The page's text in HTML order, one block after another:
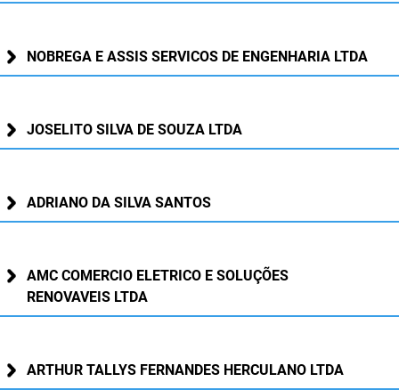
UEPB
NOBREGA E ASSIS SERVICOS DE ENGENHARIA LTDA
JOSELITO SILVA DE SOUZA LTDA
ADRIANO DA SILVA SANTOS
AMC COMERCIO ELETRICO E SOLUÇÕES
RENOVAVEIS LTDA
ARTHUR TALLYS FERNANDES HERCULANO LTDA